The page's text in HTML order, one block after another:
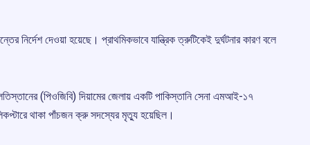
নির্দেশ দেওয়া হয়েছে। প্রাথমিকভাবে যান্ত্রিক ত্রুটিকেই দুর্ঘটনার কারণ বলে
(পিওজিবি) দিয়ামের জেলায় একটি পাকিস্তানি সেনা এমআই-১৭
থাকা পাঁচজন ক্রু সদস্যের মৃত্যু হয়েছিল।